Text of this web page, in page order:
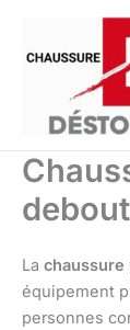
contenu
debout
La
équipement
personnes